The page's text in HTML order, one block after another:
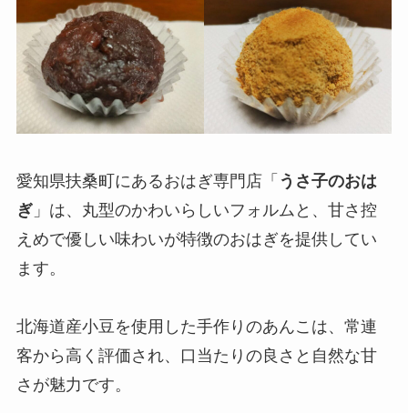
愛知県扶桑町にあるおはぎ専門店「 うさ子のおは
ぎ」は、丸型のかわいらしいフォルムと、甘さ控
えめで優しい味わいが特徴のおはぎを提供してい
ます。
北海道産小豆を使用した手作りのあんこは、常連
客から高く評価され、口当たりの良さと自然な甘
さが魅力です。